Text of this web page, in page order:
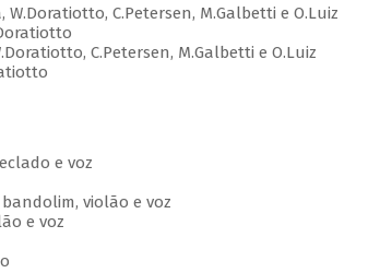
W.Doratiotto, C.Petersen, M.Galbetti e O.Luiz
C.Petersen, M.Galbetti e O.Luiz
e voz
violão e voz
e voz